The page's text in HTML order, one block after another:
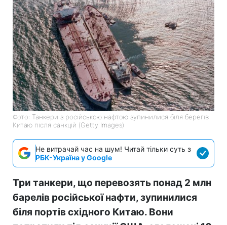
Фото: Танкери з російською нафтою зупинилися біля берегів
Китаю після санкцій (Getty Images)
Не витрачай час на шум! Читай тільки суть з
РБК-Україна у Google
Три танкери, що перевозять понад 2 млн
барелів російської нафти, зупинилися
біля портів східного Китаю. Вони